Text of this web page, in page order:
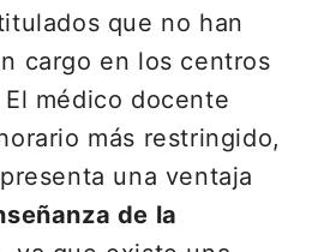
que no han
cargo en los centros
médico docente
más restringido,
una ventaja
de la